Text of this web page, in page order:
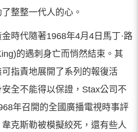
整整一代人的心。
時代隨著1968年4月4日馬丁·路
的遇刺身亡而悄然結束。其
指責地展開了系列的報復活
全不能得以保證，Stax公司不
年召開的全國廣播電視時事評
克斯勒被模擬絞死，還有些人